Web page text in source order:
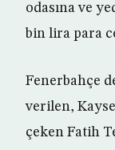
odasına ve
bin lira para
Fenerbahçe
verilen,
çeken Fatih